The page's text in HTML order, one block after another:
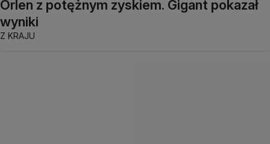
Orlen z potężnym zyskiem. Gigant pokazał
wyniki
Z KRAJU